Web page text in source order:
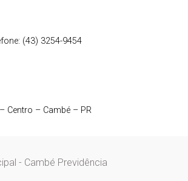
(43) 3254-9454
Centro – Cambé – PR
- Cambé Previdência